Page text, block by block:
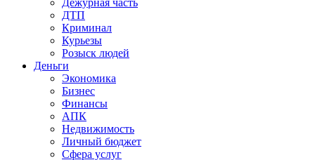
Дежурная часть
ДТП
Криминал
Курьезы
Розыск людей
Деньги
Экономика
Бизнес
Финансы
АПК
Недвижимость
Личный бюджет
Сфера услуг